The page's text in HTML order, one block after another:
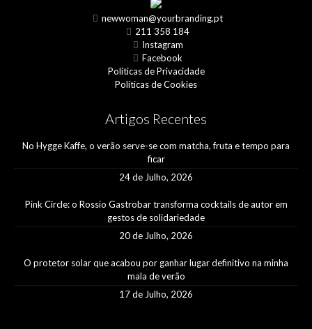
newwoman@yourbranding.pt
211 358 184
Instagram
Facebook
Políticas de Privacidade
Políticas de Cookies
Artigos Recentes
No Hygge Kaffe, o verão serve-se com matcha, fruta e tempo para
ficar
24 de Julho, 2026
Pink Circle: o Rossio Gastrobar transforma cocktails de autor em
gestos de solidariedade
20 de Julho, 2026
O protetor solar que acabou por ganhar lugar definitivo na minha
mala de verão
17 de Julho, 2026